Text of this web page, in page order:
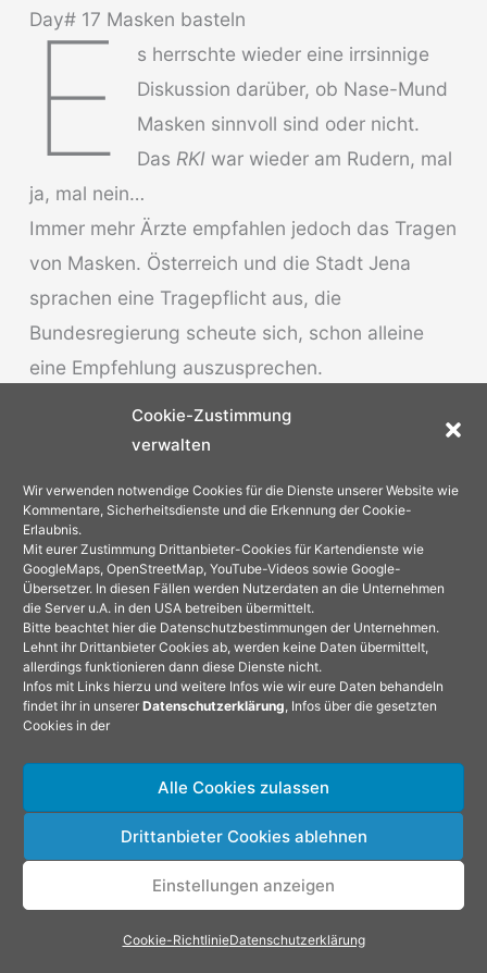
Cookie-Zustimmung
verwalten
Wir verwenden notwendige Cookies für die Dienste unserer Website wie
Kommentare, Sicherheitsdienste und die Erkennung der Cookie-
Erlaubnis.
Mit eurer Zustimmung Drittanbieter-Cookies für Kartendienste wie
GoogleMaps, OpenStreetMap, YouTube-Videos sowie Google-
Übersetzer. In diesen Fällen werden Nutzerdaten an die Unternehmen
die Server u.A. in den USA betreiben übermittelt.
Bitte beachtet hier die Datenschutzbestimmungen der Unternehmen.
Lehnt ihr Drittanbieter Cookies ab, werden keine Daten übermittelt,
allerdings funktionieren dann diese Dienste nicht.
Infos mit Links hierzu und weitere Infos wie wir eure Daten behandeln
findet ihr in unserer Datenschutzerklärung, Infos über die gesetzten
Cookies in der
Alle Cookies zulassen
Drittanbieter Cookies ablehnen
Einstellungen anzeigen
Cookie-RichtlinieDatenschutzerklärung
Day# 17 Masken basteln
E
s herrschte wieder eine irrsinnige
Diskussion darüber, ob Nase-Mund
Masken sinnvoll sind oder nicht.
Das RKI war wieder am Rudern, mal
ja, mal nein…
Immer mehr Ärzte empfahlen jedoch das Tragen
von Masken. Österreich und die Stadt Jena
sprachen eine Tragepflicht aus, die
Bundesregierung scheute sich, schon alleine
eine Empfehlung auszusprechen.
Richtig, sie schützen nicht vor Ansteckung, sie
abfangen! Selbst wenn nicht alles abgehalten
wird, so wird doch die aufgenommene Dosis
beim Gegenüber verringert, was den
Krankheitsverlauf abmildern kann, abgesehen
davon, dass der gefährliche Abstand deutlich
verkürzt wird. Erst recht, wennjedereine Maske
trägt. Wenn JEDER eine Maske tragen würde,
gesetzt werden können. Es ist ja so, man muss
ja keine Symptome zeigen, aber kann trotzdem
infiziert sein!
Wir hatten uns deshalb entschlossen, Masken